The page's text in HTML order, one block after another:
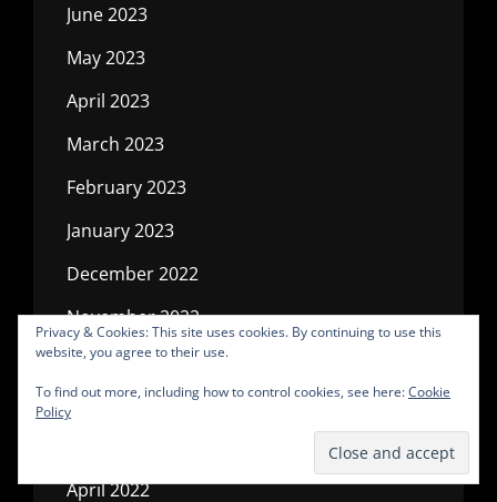
June 2023
May 2023
April 2023
March 2023
February 2023
January 2023
December 2022
November 2022
October 2022
July 2022
April 2022
Privacy & Cookies: This site uses cookies. By continuing to use this
website, you agree to their use.
To find out more, including how to control cookies, see here:Cookie
Policy